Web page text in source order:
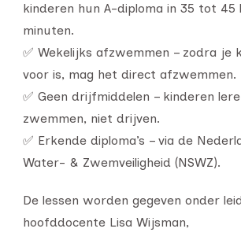
kinderen hun A-diploma in 35 tot 45
minuten.
✅ Wekelijks afzwemmen – zodra je
voor is, mag het direct afzwemmen.
✅ Geen drijfmiddelen – kinderen
zwemmen, niet drijven.
✅ Erkende diploma’s – via de
Water- & Zwemveiligheid (NSWZ).
De lessen worden gegeven onder
hoofddocente Lisa Wijsman,